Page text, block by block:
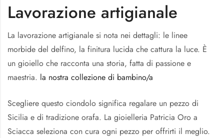
Lavorazione artigianale
La lavorazione artigianale si nota nei dettagli: le linee
morbide del delfino, la finitura lucida che cattura la luce. È
un gioiello che racconta una storia, fatta di passione e
maestria. la nostra collezione di bambino/a
Scegliere questo ciondolo significa regalare un pezzo di
Sicilia e di tradizione orafa. La gioielleria Patricia Oro a
Sciacca seleziona con cura ogni pezzo per offrirti il meglio.